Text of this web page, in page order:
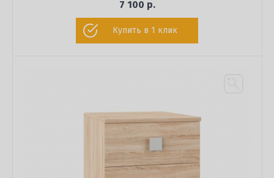
7 100 р.
Купить в 1 клик